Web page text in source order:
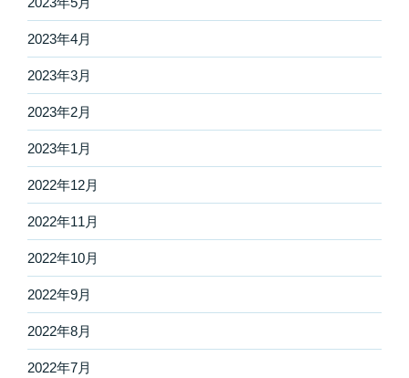
2023年4月
2023年3月
2023年2月
2023年1月
2022年12月
2022年11月
2022年10月
2022年9月
2022年8月
2022年7月